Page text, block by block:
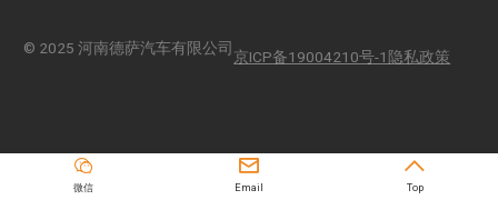

微信

Email

Top
© 2025 河南德萨汽⻋有限公司
京ICP备19004210号-1 隐私政策